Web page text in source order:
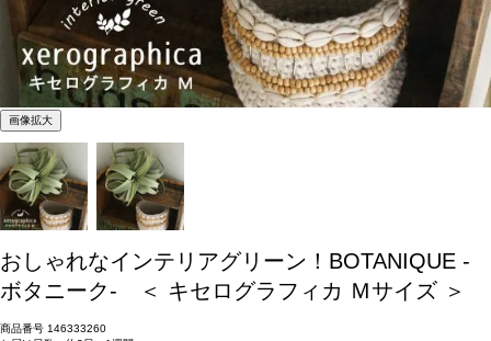
画像拡大
おしゃれなインテリアグリーン！BOTANIQUE -
ボタニーク- ＜ キセログラフィカ Ｍサイズ ＞
商品番号 146333260